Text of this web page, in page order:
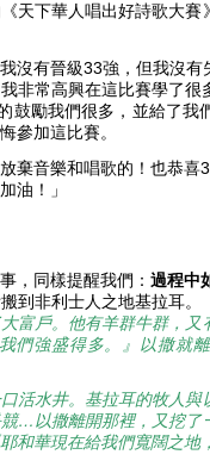
天下華人唱出好詩歌大
沒有晉級33強，但我沒
非常高興在這比賽學了
鼓勵我們很多，並給了
參加這比賽。
棄音樂和唱歌的！也恭
油！」
，同樣提醒我們：過程中
到非利士人之地基拉耳。
富戶。他有羊群牛群，又
們強盛得多。』以撒就
活水井。基拉耳的牧人
競…以撒離開那裡，又挖了
和華現在給我們寬闊之地